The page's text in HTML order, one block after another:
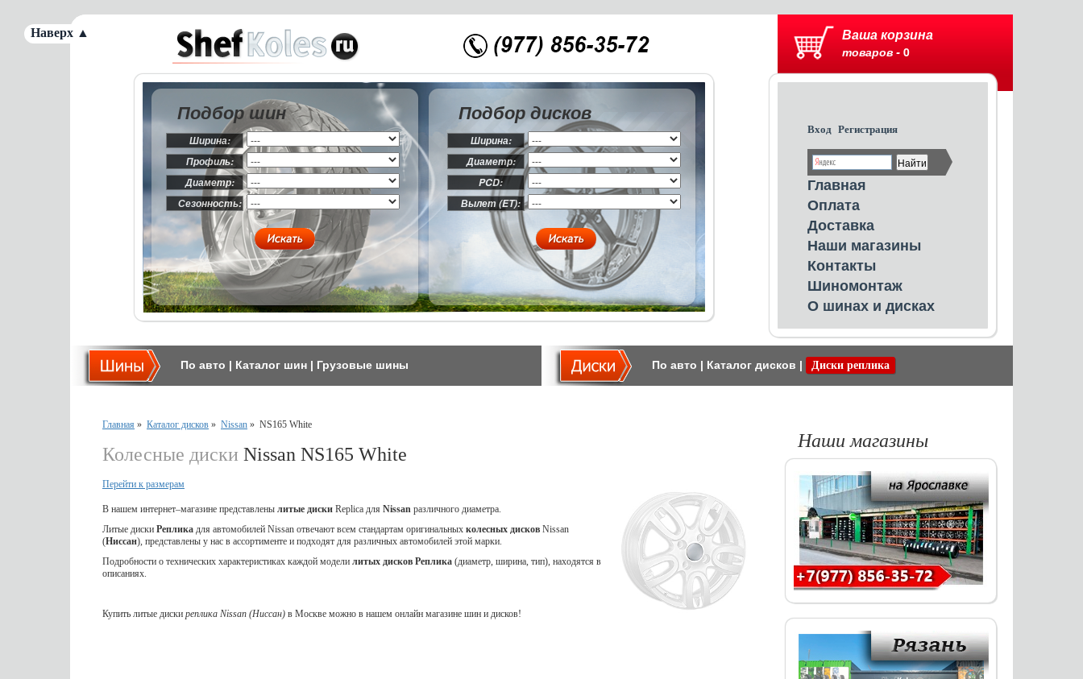
Ваша корзина
товаров - 0
Вход Регистрация
Главная
Оплата
Доставка
Наши магазины
Контакты
Шиномонтаж
О шинах и дисках
Подбор шин
Ширина:
Профиль:
Диаметр:
Сезонность:
Подбор дисков
Ширина:
Диаметр:
PCD:
Вылет (ET):
По авто | Каталог шин | Грузовые шины По авто | Каталог дисков | Диски реплика
Главная » Каталог дисков » Nissan » NS165 White
Колесные диски Nissan NS165 White
Перейти к размерам
В нашем интернет–магазине представлены литые диски Replica для Nissan различного диаметра.
Литые диски Реплика для автомобилей Nissan отвечают всем стандартам оригинальных колесных дисков Nissan
(Ниссан), представлены у нас в ассортименте и подходят для различных автомобилей этой марки.
Подробности о технических характеристиках каждой модели литых дисков Реплика (диаметр, ширина, тип), находятся в
описаниях.
Купить литые диски реплика Nissan (Ниссан) в Москве можно в нашем онлайн магазине шин и дисков!
Наши магазины
Наверх ▲